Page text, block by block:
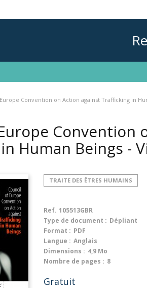
Convention on Action against Trafficking in
Convention
Human Beings -
TRAITE DES ÊTRES HUMAINS
Ref. 105513GBR
Type de document : Dépliant
Format : PDF
Langue : Anglais
Dimensions : 4,9 Mo
Nombre de pages : 8
Gratuit